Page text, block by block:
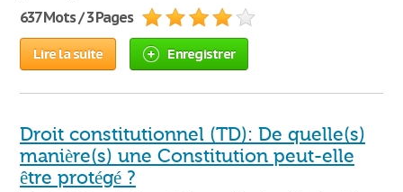
637 Mots / 3 Pages
Lire la suite Enregistrer
Droit constitutionnel (TD): De quelle(s)
manière(s) une Constitution peut-elle
être protégé ?